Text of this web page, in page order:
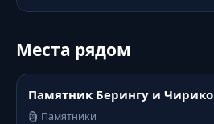
Места рядом
Памятник Берингу и
🗿 Памятники